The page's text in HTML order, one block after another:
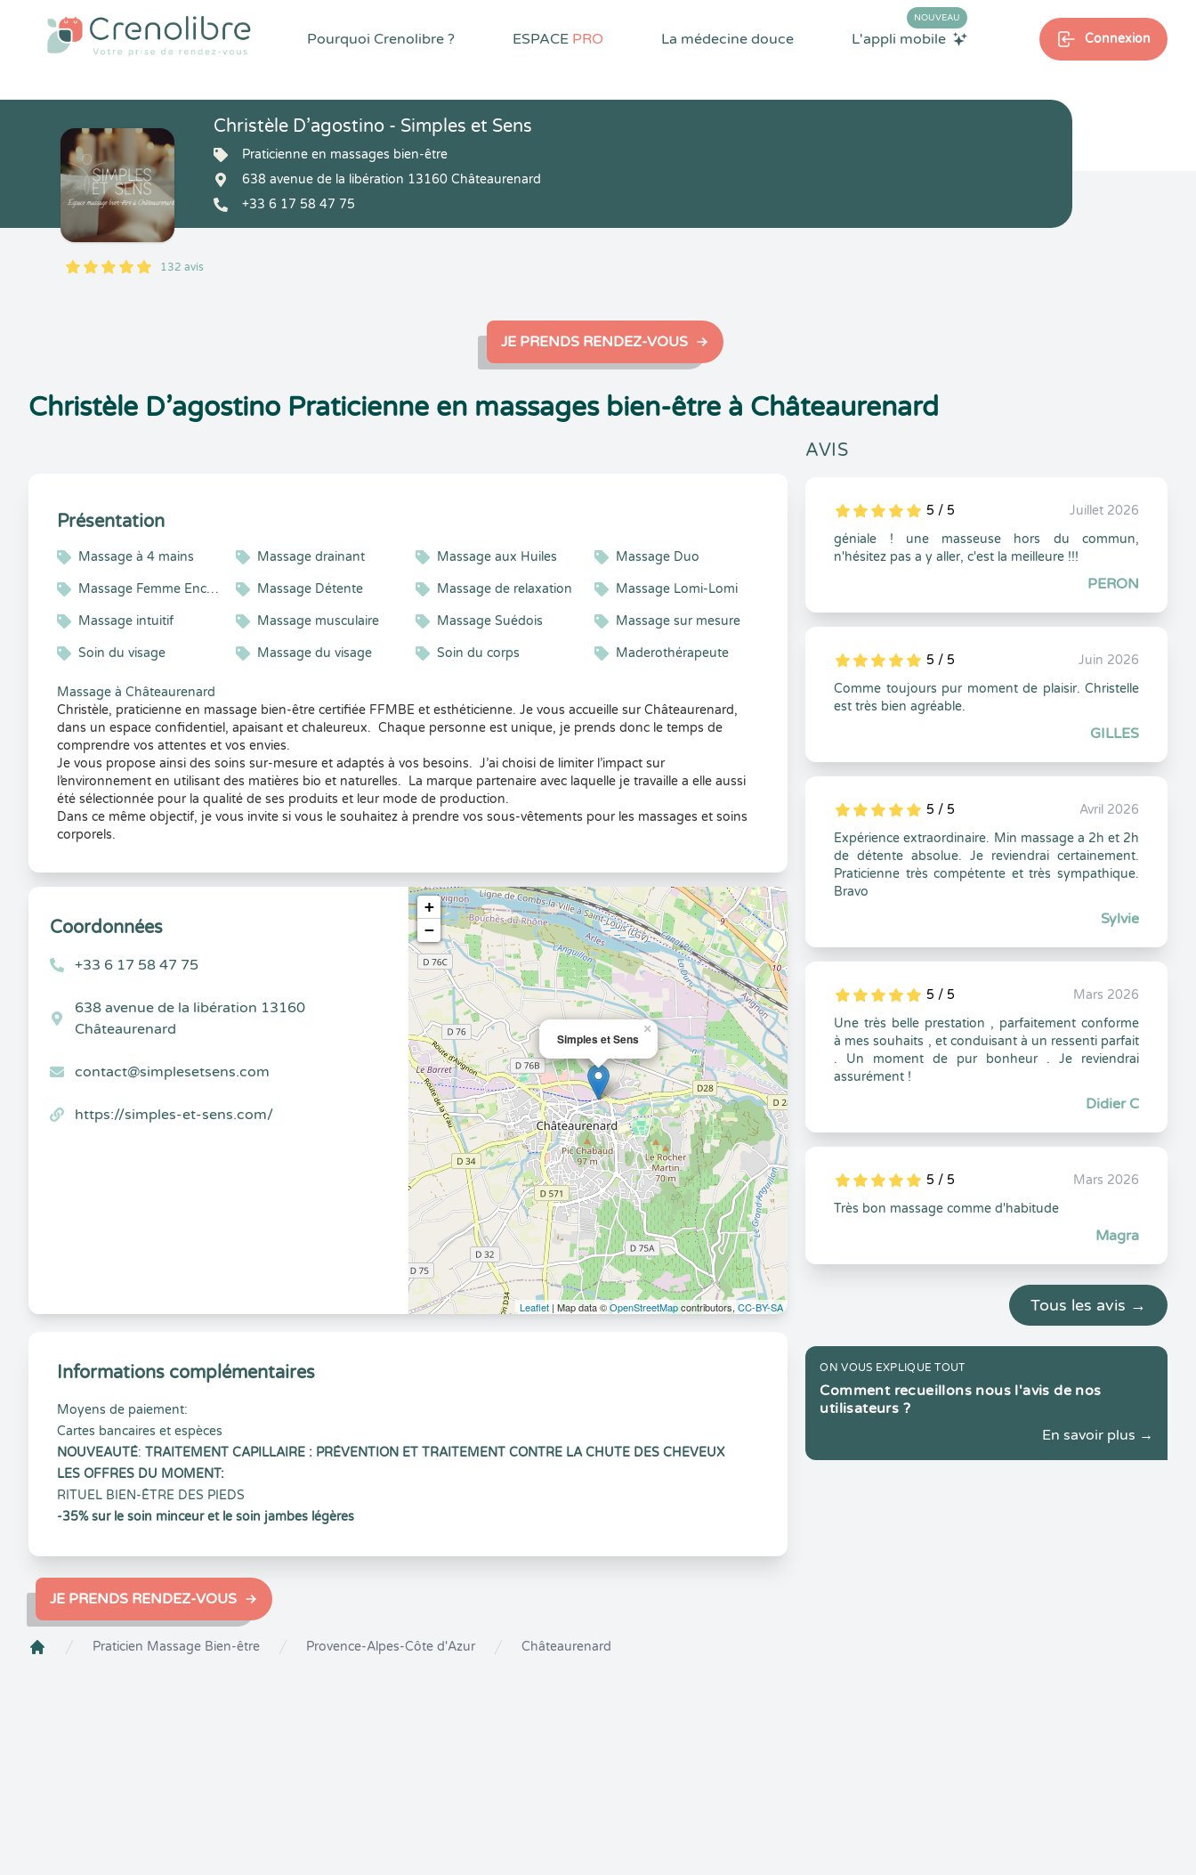
Pourquoi Crenolibre ? ESPACE PRO La médecine douce L'appli mobile
NOUVEAU
Connexion
5
1
5
132 132 avis
Christèle D’agostino - Simples et Sens
Praticienne en massages bien-être
638 avenue de la libération 13160 Châteaurenard
+33 6 17 58 47 75
JE PRENDS RENDEZ-VOUS
Christèle D’agostino Praticienne en massages bien-être à Châteaurenard
Présentation
Massage à 4 mains Massage drainant Massage aux Huiles Massage Duo
Massage Femme Enceinte Massage Détente Massage de relaxation Massage Lomi-Lomi
Massage intuitif Massage musculaire Massage Suédois Massage sur mesure
Soin du visage Massage du visage Soin du corps Maderothérapeute
Massage à Châteaurenard
Christèle, praticienne en massage bien-être certifiée FFMBE et esthéticienne. Je vous accueille sur Châteaurenard,
dans un espace confidentiel, apaisant et chaleureux. Chaque personne est unique, je prends donc le temps de
comprendre vos attentes et vos envies.
Je vous propose ainsi des soins sur-mesure et adaptés à vos besoins. J’ai choisi de limiter l’impact sur
l’environnement en utilisant des matières bio et naturelles. La marque partenaire avec laquelle je travaille a elle aussi
été sélectionnée pour la qualité de ses produits et leur mode de production.
Dans ce même objectif, je vous invite si vous le souhaitez à prendre vos sous-vêtements pour les massages et soins
corporels.
Coordonnées
+33 6 17 58 47 75
638 avenue de la libération 13160
Châteaurenard
contact@simplesetsens.com
https://simples-et-sens.com/
Simples et Sens
×
+
−
Leaflet | Map data ©OpenStreetMapcontributors,CC-BY-SA
Informations complémentaires
Moyens de paiement:
Cartes bancaires et espèces
NOUVEAUTÉ: TRAITEMENT CAPILLAIRE : PRÉVENTION ET TRAITEMENT CONTRE LA CHUTE DES CHEVEUX
LES OFFRES DU MOMENT:
RITUEL BIEN-ÊTRE DES PIEDS
-35% sur le soin minceur et le soin jambes légères
AVIS
5
1
5
0 5 / 5
Juillet 2026
géniale ! une masseuse hors du commun,
n'hésitez pas a y aller, c'est la meilleure !!!
PERON
5
1
5
0 5 / 5
Juin 2026
Comme toujours pur moment de plaisir. Christelle
est très bien agréable.
GILLES
5
1
5
0 5 / 5
Avril 2026
Expérience extraordinaire. Min massage a 2h et 2h
de détente absolue. Je reviendrai certainement.
Praticienne très compétente et très sympathique.
Bravo
Sylvie
5
1
5
0 5 / 5
Mars 2026
Une très belle prestation , parfaitement conforme
à mes souhaits , et conduisant à un ressenti parfait
. Un moment de pur bonheur . Je reviendrai
assurément !
Didier C
5
1
5
0 5 / 5
Mars 2026
Très bon massage comme d'habitude
Magra
Tous les avis →
ON VOUS EXPLIQUE TOUT
Comment recueillons nous l'avis de nos
utilisateurs ?
En savoir plus →
JE PRENDS RENDEZ-VOUS
Praticien Massage Bien-être Provence-Alpes-Côte d'Azur Châteaurenard